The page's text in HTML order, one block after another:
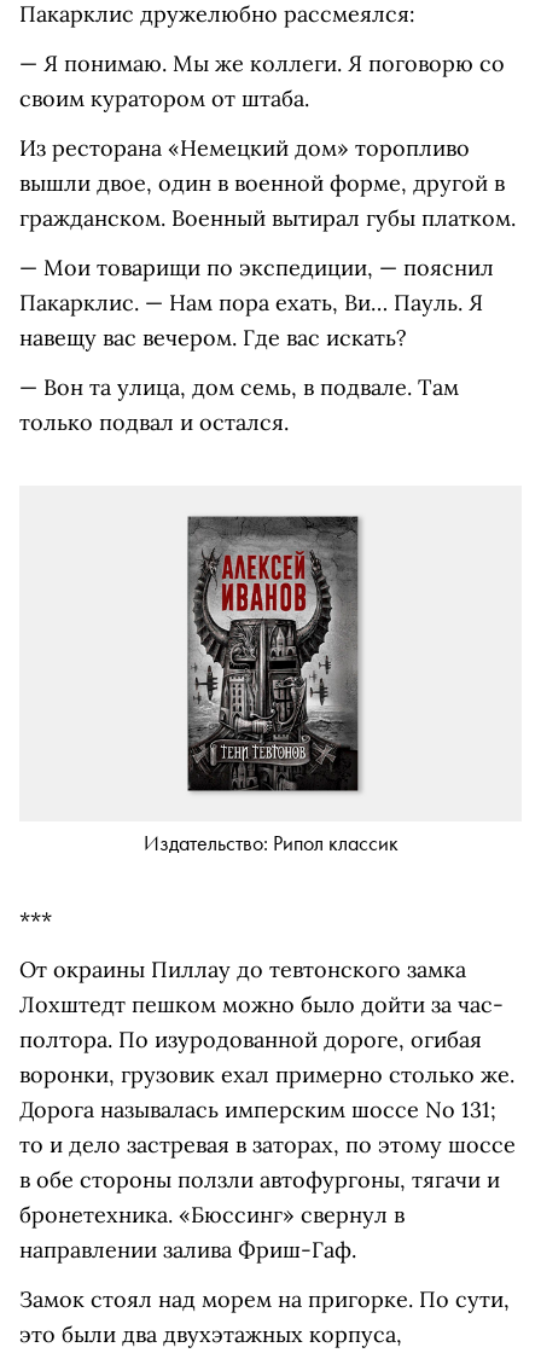
Пакарклис дружелюбно рассмеялся:
— Я понимаю. Мы же коллеги. Я поговорю со
своим куратором от штаба.
Из ресторана «Немецкий дом» торопливо
вышли двое, один в военной форме, другой в
гражданском. Военный вытирал губы платком.
— Мои товарищи по экспедиции, — пояснил
Пакарклис. — Нам пора ехать, Ви… Пауль. Я
навещу вас вечером. Где вас искать?
— Вон та улица, дом семь, в подвале. Там
только подвал и остался.
Издательство: Рипол классик
***
От окраины Пиллау до тевтонского замка
Лохштедт пешком можно было дойти за час-
полтора. По изуродованной дороге, огибая
воронки, грузовик ехал примерно столько же.
Дорога называлась имперским шоссе No 131;
то и дело застревая в заторах, по этому шоссе
в обе стороны ползли автофургоны, тягачи и
бронетехника. «Бюссинг» свернул в
направлении залива Фриш-Гаф.
Замок стоял над морем на пригорке. По сути,
это были два двухэтажных корпуса,